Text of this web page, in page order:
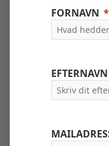
FORNAVN
EFTERNAVN